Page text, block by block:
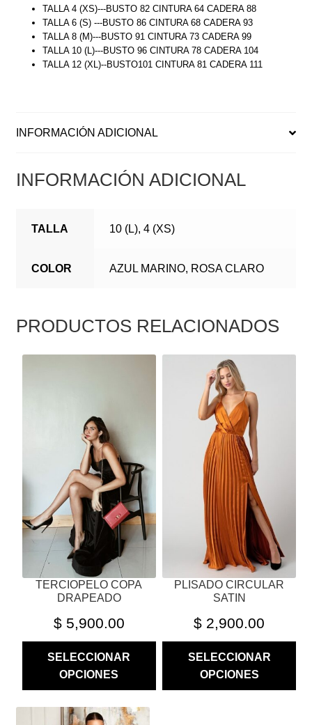
TALLA 4 (XS)---BUSTO 82 CINTURA 64 CADERA 88
TALLA 6 (S) ---BUSTO 86 CINTURA 68 CADERA 93
TALLA 8 (M)---BUSTO 91 CINTURA 73 CADERA 99
TALLA 10 (L)---BUSTO 96 CINTURA 78 CADERA 104
TALLA 12 (XL)--BUSTO101 CINTURA 81 CADERA 111
INFORMACIÓN ADICIONAL
INFORMACIÓN ADICIONAL
TALLA 10 (L), 4 (XS)
COLOR AZUL MARINO, ROSA CLARO
PRODUCTOS RELACIONADOS
TERCIOPELO COPA
DRAPEADO
$5,900.00
SELECCIONAR
OPCIONES
VARIANTES.
OPCIONES
SE
PUEDEN
ELEGIR
EN
PÁGINA
PLISADO CIRCULAR
SATIN
$ 2,900.00
SELECCIONAR
OPCIONES
PRODUCTO
MÚLTIPLES
VARIANTES.
OPCIONES
PUEDEN
DE